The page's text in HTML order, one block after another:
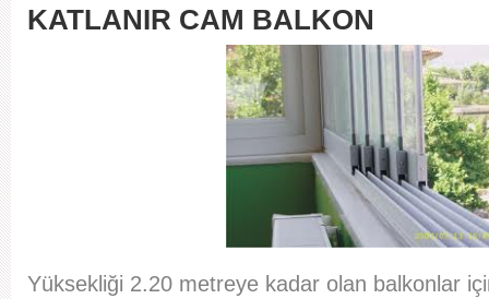
KATLANIR CAM BALKON
Yüksekliği 2.20 metreye kadar olan balkonlar